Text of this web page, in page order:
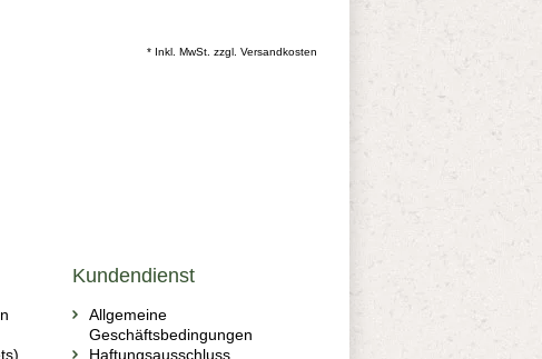
* Inkl. MwSt. zzgl. Versandkosten
Kundendienst
Allgemeine
Geschäftsbedingungen
Haftungsausschluss